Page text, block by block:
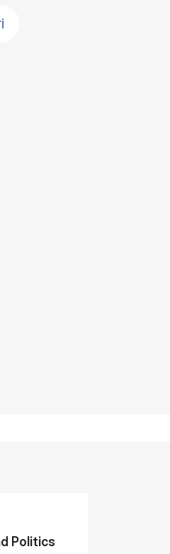
Polit­ics